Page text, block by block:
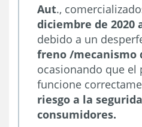
Aut.,
diciembre de 2020
debido a un
freno /mecanismo
ocasionando que el
funcione
riesgo a la
consumidores.